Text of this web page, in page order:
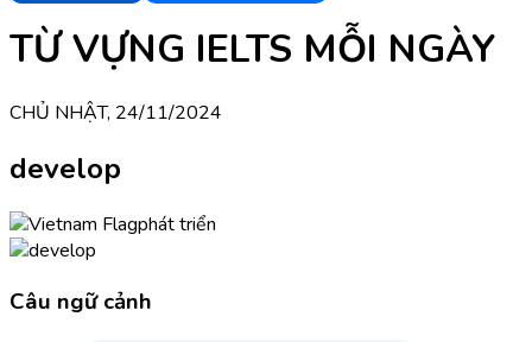
TỪ VỰNG IELTS MỖI NGÀY
CHỦ NHẬT, 24/11/2024
develop
phát triển
Câu ngữ cảnh